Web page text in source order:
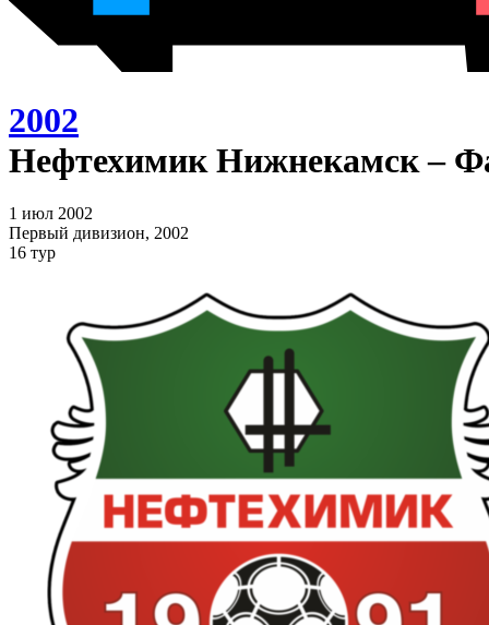
2002
Нефтехимик Нижнекамск –
1 июл 2002
Первый дивизион, 2002
16 тур